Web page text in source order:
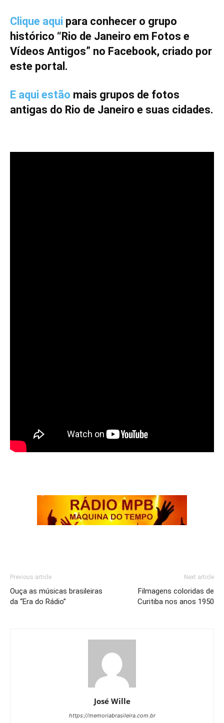
Clique aqui para conhecer o grupo
histórico “Rio de Janeiro em Fotos e
Vídeos Antigos” no Facebook, criado por
este portal.
E aqui estão mais grupos de fotos
antigas do Rio de Janeiro e suas cidades.
Previous article
Ouça as músicas brasileiras
da “Era do Rádio”
Next article
Filmagens coloridas de
Curitiba nos anos 1950
José Wille
https://memoriabrasileira.com.br